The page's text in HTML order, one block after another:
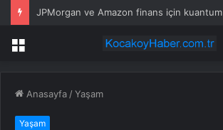
Menü
Anasayfa /Yaşam
Yaşam